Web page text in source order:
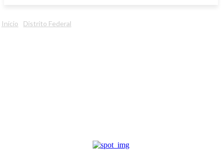
Início Distrito Federal